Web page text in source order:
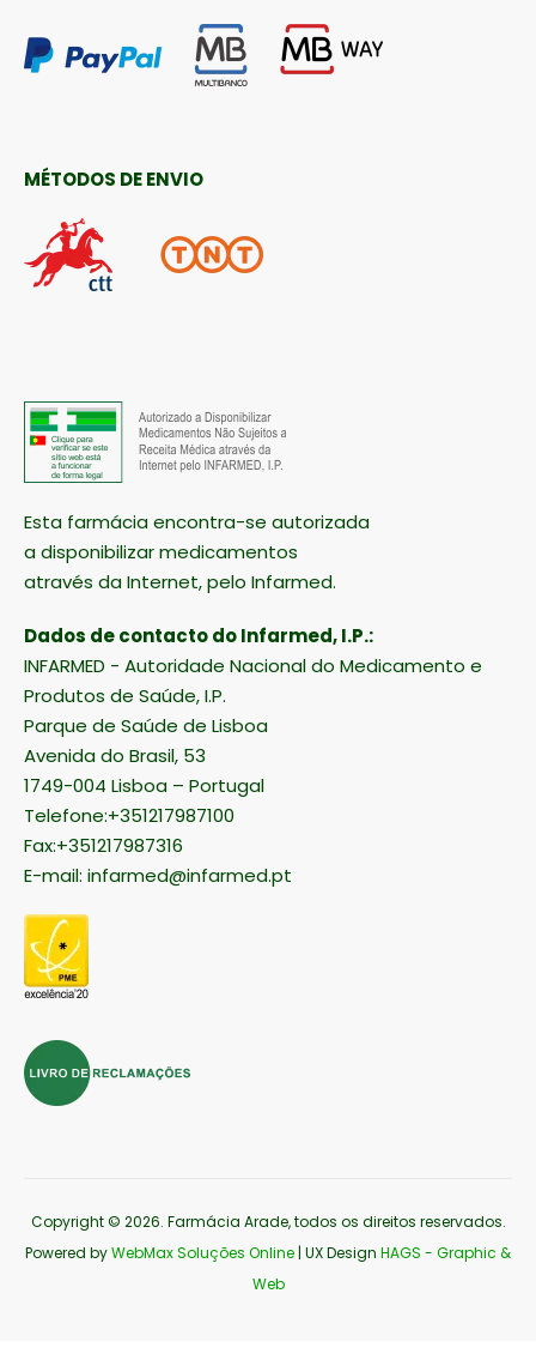
MÉTODOS DE ENVIO
Esta farmácia encontra-se autorizada
a disponibilizar medicamentos
através da Internet, pelo Infarmed.
Dados de contacto do Infarmed, I.P.:
INFARMED - Autoridade Nacional do Medicamento e
Produtos de Saúde, I.P.
Parque de Saúde de Lisboa
Avenida do Brasil, 53
1749-004 Lisboa – Portugal
Telefone:+351217987100
Fax:+351217987316
E-mail: infarmed@infarmed.pt
Copyright © 2026. Farmácia Arade, todos os direitos reservados.
Powered byWebMax Soluções Online | UX Design HAGS - Graphic &
Web